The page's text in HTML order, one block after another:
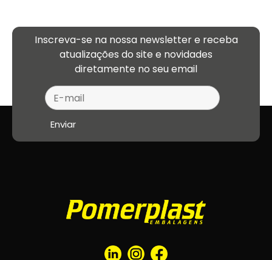
Inscreva-se na nossa newsletter e receba
atualizações do site e novidades
diretamente no seu email